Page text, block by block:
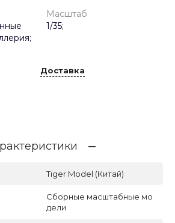
Масштаб
1/35;
Доставка
Tiger Model (Китай)
Сборные масштабные мо
дели